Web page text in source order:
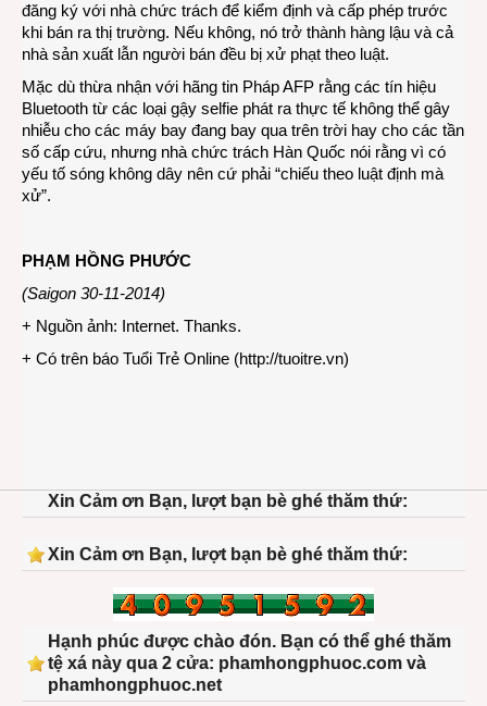
đăng ký với nhà chức trách để kiểm định và cấp phép trước
khi bán ra thị trường. Nếu không, nó trở thành hàng lậu và cả
nhà sản xuất lẫn người bán đều bị xử phạt theo luật.
Mặc dù thừa nhận với hãng tin Pháp AFP rằng các tín hiệu
Bluetooth từ các loại gậy selfie phát ra thực tế không thể gây
nhiễu cho các máy bay đang bay qua trên trời hay cho các tần
số cấp cứu, nhưng nhà chức trách Hàn Quốc nói rằng vì có
yếu tố sóng không dây nên cứ phải “chiếu theo luật định mà
xử”.
PHẠM HỒNG PHƯỚC
(Saigon 30-11-2014)
+ Nguồn ảnh: Internet. Thanks.
+ Có trên báo Tuổi Trẻ Online (http://tuoitre.vn)
Xin Cảm ơn Bạn, lượt bạn bè ghé thăm thứ:
Xin Cảm ơn Bạn, lượt bạn bè ghé thăm thứ:
Hạnh phúc được chào đón. Bạn có thể ghé thăm
tệ xá này qua 2 cửa: phamhongphuoc.com và
phamhongphuoc.net